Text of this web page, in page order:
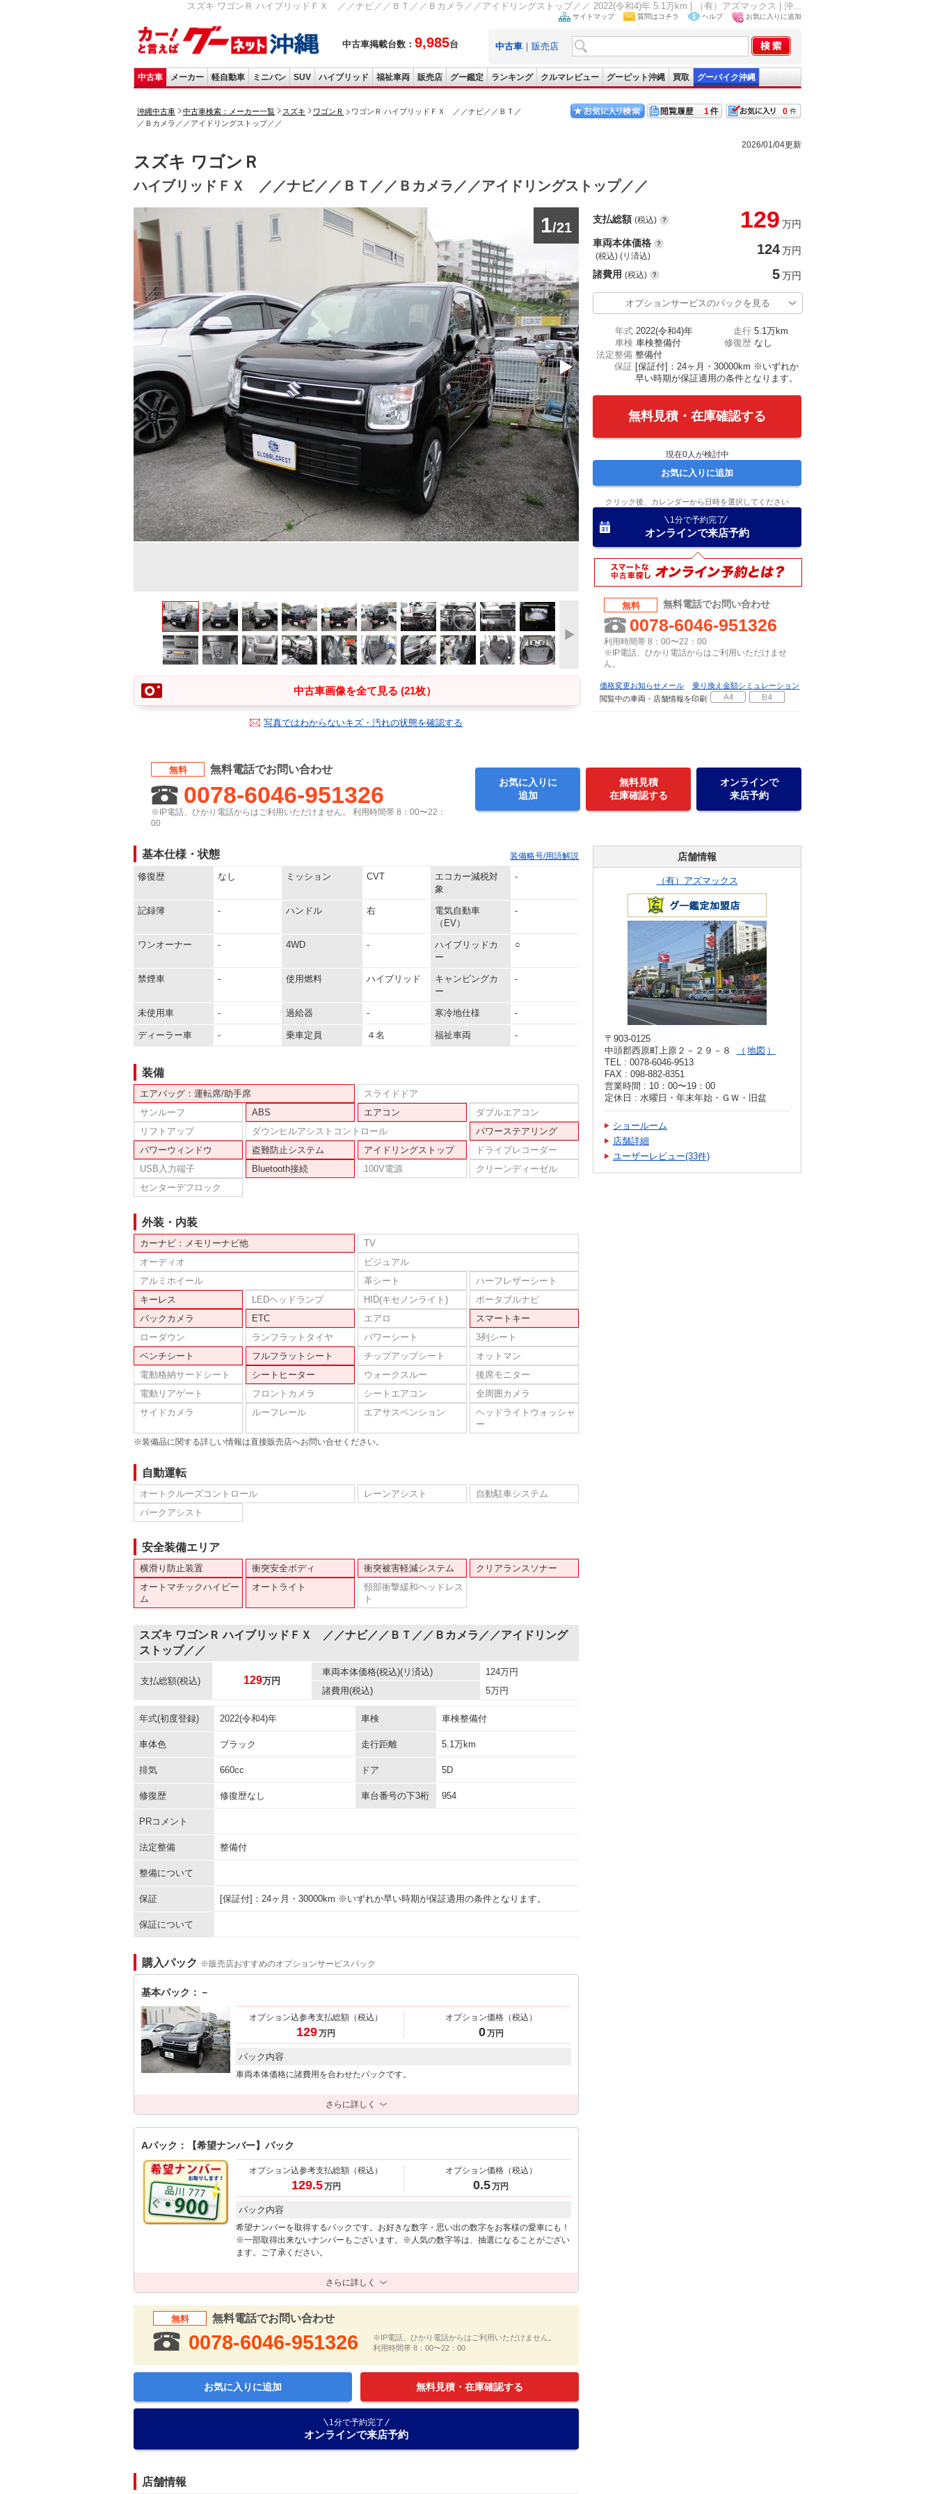
スズキ ワゴンＲ ハイブリッドＦＸ ／／ナビ／／ＢＴ／／Ｂカメラ／／アイドリングストップ／／ 2022(令和4)年 5.1万km | （有）アズマックス | 沖...
中古車掲載台数： 9,985台
サイトマップ 質問はコチラ ヘルプ お気に入りに追加
中古車 ｜ 販売店
中古車 メーカー 軽自動車 ミニバン SUV ハイブリッド 福祉車両 販売店 グー鑑定 ランキング クルマレビュー グーピット沖縄 買取 グーバイク沖縄
沖縄中古車 中古車検索：メーカー一覧 スズキ ワゴンＲ
ワゴンＲ ハイブリッドＦＸ ／／ナビ／／ＢＴ／
／Ｂカメラ／／アイドリングストップ／／
0
1
2026/01/04更新
スズキ ワゴンＲ
ハイブリッドＦＸ ／／ナビ／／ＢＴ／／Ｂカメラ／／アイドリングストップ／／
1/21
中古車画像を全て見る (21枚）
写真ではわからないキズ・汚れの状態を確認する
支払総額 (税込) 129 万円
車両本体価格
(税込) (リ済込) 124万円
諸費用 (税込) 5万円
オプションサービスのパックを見る
年式 2022(令和4)年 走行 5.1万km
車検 車検整備付 修復歴 なし
法定整備 整備付
保証 [保証付]：24ヶ月・30000km ※いずれか
早い時期が保証適用の条件となります。
無料見積・在庫確認する
現在0人が検討中
お気に入りに追加
クリック後、カレンダーから日時を選択してください
1分で予約完了
オンラインで来店予約
無料 無料電話でお問い合わせ
0078-6046-951326
利用時間帯 8：00〜22：00
※IP電話、ひかり電話からはご利用いただけませ
ん。
価格変更お知らせメール
乗り換え金額シミュレーション
閲覧中の車両・店舗情報を印刷
無料 無料電話でお問い合わせ
0078-6046-951326
※IP電話、ひかり電話からはご利用いただけません。 利用時間帯 8：00〜22：
00
お気に入りに
追加
無料見積
在庫確認する
オンラインで
来店予約
基本仕様・状態 装備略号/用語解説
修復歴 なし ミッション CVT
エコカー減税対
象
-
記録簿 - ハンドル 右
電気自動車
（EV）
-
ワンオーナー - 4WD -
ハイブリッドカ
ー
○
禁煙車 - 使用燃料 ハイブリッド
キャンピングカ
ー
-
未使用車 - 過給器 - 寒冷地仕様 -
ディーラー車 - 乗車定員 ４名 福祉車両 -
装備
エアバッグ：運転席/助手席
スライドドア
サンルーフ
ABS エアコン
ダブルエアコン
リフトアップ
ダウンヒルアシストコントロール
パワーステアリング
パワーウィンドウ
盗難防止システム アイドリングストップ
ドライブレコーダー
USB入力端子
Bluetooth接続 100V電源
クリーンディーゼル
センターデフロック
外装・内装
カーナビ：メモリーナビ他
TV
オーディオ
ビジュアル
アルミホイール
革シート
ハーフレザーシート
キーレス
LEDヘッドランプ HID(キセノンライト)
ポータブルナビ
バックカメラ
ETC エアロ
スマートキー
ローダウン
ランフラットタイヤ パワーシート
3列シート
ベンチシート
フルフラットシート チップアップシート
オットマン
電動格納サードシート
シートヒーター ウォークスルー
後席モニター
電動リアゲート
フロントカメラ シートエアコン
全周囲カメラ
サイドカメラ
ルーフレール エアサスペンション
ヘッドライトウォッシャ
ー
※装備品に関する詳しい情報は直接販売店へお問い合せください。
自動運転
オートクルーズコントロール レーンアシスト
自動駐車システム
パークアシスト
安全装備エリア
横滑り防止装置 衝突安全ボディ 衝突被害軽減システム
クリアランスソナー
オートマチックハイビー
ム
オートライト
頸部衝撃緩和ヘッドレス
ト
スズキ ワゴンＲ ハイブリッドＦＸ ／／ナビ／／ＢＴ／／Ｂカメラ／／アイドリング
ストップ／／
支払総額(税込) 129万円
車両本体価格(税込)(リ済込) 124万円
諸費用(税込) 5万円
年式(初度登録) 2022(令和4)年 車検 車検整備付
車体色 ブラック 走行距離 5.1万km
排気 660cc ドア 5D
修復歴 修復歴なし 車台番号の下3桁 954
PRコメント
法定整備 整備付
整備について
保証 [保証付]：24ヶ月・30000km ※いずれか早い時期が保証適用の条件となります。
保証について
購入パック ※販売店おすすめのオプションサービスパック
基本パック：－
オプション込参考支払総額 （税込）
129万円
オプション価格（税込）
0万円
パック内容
車両本体価格に諸費用を合わせたパックです。
さらに詳しく
Aパック：【希望ナンバー】パック
オプション込参考支払総額 （税込）
129.5万円
オプション価格（税込）
0.5万円
パック内容
希望ナンバーを取得するパックです。お好きな数字・思い出の数字をお客様の愛車にも！
※一部取得出来ないナンバーもございます。※人気の数字等は、抽選になることがござい
ます。ご了承ください。
さらに詳しく
無料 無料電話でお問い合わせ
0078-6046-951326
※IP電話、ひかり電話からはご利用いただけません。
利用時間帯 8：00〜22：00
お気に入りに追加 無料見積・在庫確認する
1分で予約完了
オンラインで来店予約
店舗情報
店舗情報
（有）アズマックス
〒903-0125
中頭郡西原町上原２－２９－８
地図
TEL : 0078-6046-9513
FAX : 098-882-8351
営業時間 : 10：00〜19：00
定休日 : 水曜日・年末年始・ＧＷ・旧盆
ショールーム
店舗詳細
ユーザーレビュー(33件)